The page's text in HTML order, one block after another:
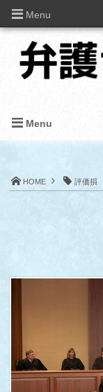
HOME 評価損
Menu
Menu